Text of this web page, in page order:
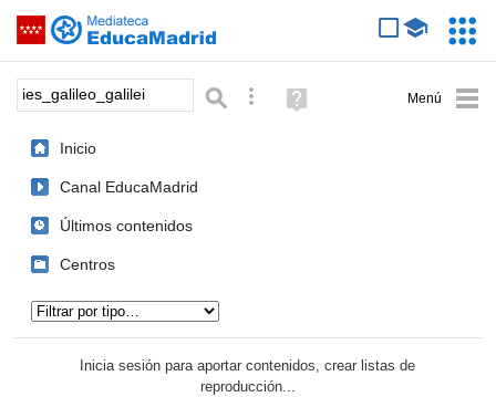
Saltar navegación
Palabra o frase: Búsqueda avanzada
Ayuda
(en
Inicio
Canal EducaMadrid
Últimos contenidos
Centros
Inicia sesión para aportar contenidos, crear listas de
reproducción...